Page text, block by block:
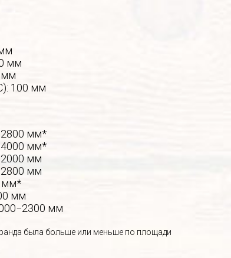
мм
мм
100 мм
2800 мм*
4000 мм*
2000 мм
2800 мм
мм*
мм
мм
была больше или меньше по площади